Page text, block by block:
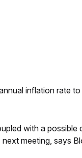
inflation rate
with a
meeting, says